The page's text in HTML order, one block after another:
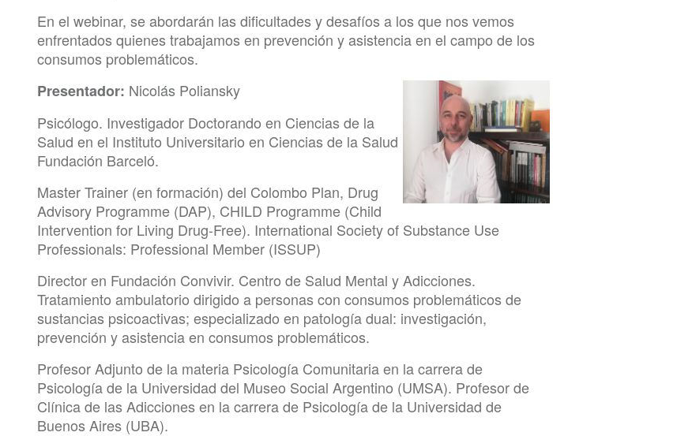
En el webinar, se abordarán las dificultades y desafíos a los que nos vemos
enfrentados quienes trabajamos en prevención y asistencia en el campo de los
consumos problemáticos.
Presentador: Nicolás Poliansky
Psicólogo. Investigador Doctorando en Ciencias de la
Salud en el Instituto Universitario en Ciencias de la Salud
Fundación Barceló.
Master Trainer (en formación) del Colombo Plan, Drug
Advisory Programme (DAP), CHILD Programme (Child
Intervention for Living Drug-Free). International Society of Substance Use
Professionals: Professional Member (ISSUP)
Director en Fundación Convivir. Centro de Salud Mental y Adicciones.
Tratamiento ambulatorio dirigido a personas con consumos problemáticos de
sustancias psicoactivas; especializado en patología dual: investigación,
prevención y asistencia en consumos problemáticos.
Profesor Adjunto de la materia Psicología Comunitaria en la carrera de
Psicología de la Universidad del Museo Social Argentino (UMSA). Profesor de
Clínica de las Adicciones en la carrera de Psicología de la Universidad de
Buenos Aires (UBA).